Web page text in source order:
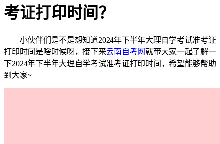
考证打印时间？
小伙伴们是不是想知道2024年下半年大理自学考试准考证
打印时间是啥时候呀，接下来云南自考网就带大家一起了解一
下2024年下半年大理自学考试准考证打印时间，希望能够帮助
到大家~